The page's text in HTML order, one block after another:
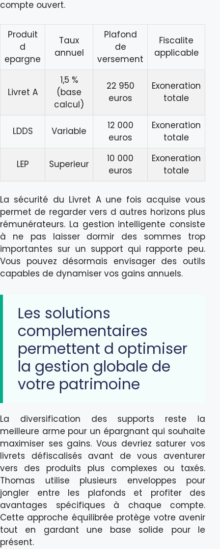
compte ouvert.
Produit
d
epargne
Taux
annuel
Plafond
de
versement
Fiscalite
applicable
Livret A
1,5 %
(base
calcul)
22 950
euros
Exoneration
totale
LDDS Variable
12 000
euros
Exoneration
totale
LEP Superieur
10 000
euros
Exoneration
totale
La sécurité du Livret A une fois acquise vous
permet de regarder vers d autres horizons plus
rémunérateurs. La gestion intelligente consiste
à ne pas laisser dormir des sommes trop
importantes sur un support qui rapporte peu.
Vous pouvez désormais envisager des outils
capables de dynamiser vos gains annuels.
Les solutions
complementaires
permettent d optimiser
la gestion globale de
votre patrimoine
La diversification des supports reste la
meilleure arme pour un épargnant qui souhaite
maximiser ses gains. Vous devriez saturer vos
livrets défiscalisés avant de vous aventurer
vers des produits plus complexes ou taxés.
Thomas utilise plusieurs enveloppes pour
jongler entre les plafonds et profiter des
avantages spécifiques à chaque compte.
Cette approche équilibrée protège votre avenir
tout en gardant une base solide pour le
présent.